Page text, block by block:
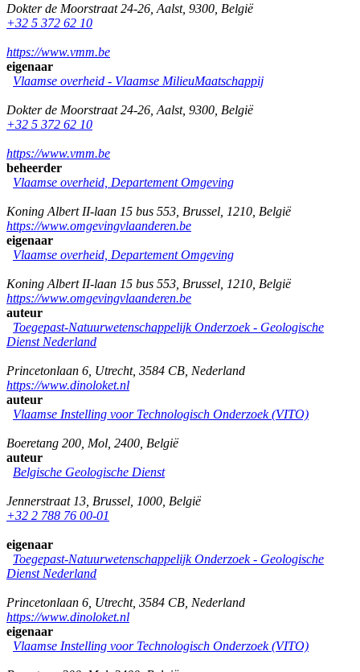
Dokter de Moorstraat 24-26 Aalst, 9300 België
+32 5 372 62 10
https://www.vmm.be
eigenaar
Vlaamse overheid - Vlaamse MilieuMaatschappij
Dokter de Moorstraat 24-26 Aalst, 9300 België
+32 5 372 62 10
https://www.vmm.be
beheerder
Vlaamse overheid, Departement Omgeving
Koning Albert II-laan 15 bus 553 Brussel 1210 België
https://www.omgevingvlaanderen.be
eigenaar
Vlaamse overheid, Departement Omgeving
Koning Albert II-laan 15 bus 553 Brussel 1210 België
https://www.omgevingvlaanderen.be
auteur
Toegepast-Natuurwetenschappelijk Onderzoek - Geologische
Dienst Nederland
Princetonlaan 6 Utrecht, 3584 CB Nederland
https://www.dinoloket.nl
auteur
Vlaamse Instelling voor Technologisch Onderzoek (VITO)
Boeretang 200 Mol 2400 België
auteur
Belgische Geologische Dienst
Jennerstraat 13 Brussel 1000 België
+32 2 788 76 00-01
eigenaar
Toegepast-Natuurwetenschappelijk Onderzoek - Geologische
Dienst Nederland
Princetonlaan 6 Utrecht, 3584 CB Nederland
https://www.dinoloket.nl
eigenaar
Vlaamse Instelling voor Technologisch Onderzoek (VITO)